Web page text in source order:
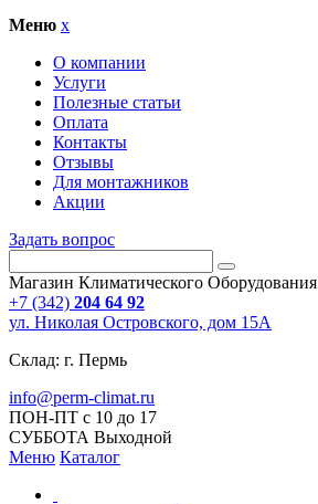
Меню x
О компании
Услуги
Полезные статьи
Оплата
Контакты
Отзывы
Для монтажников
Акции
Задать вопрос
Магазин Климатического Оборудования
+7 (342) 204 64 92
ул. Николая Островского, дом 15А
Склад: г. Пермь
info@perm-climat.ru
ПОН-ПТ с 10 до 17
СУББОТА Выходной
Меню Каталог